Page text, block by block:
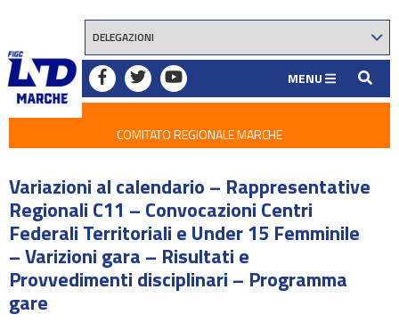
MENU
COMITATO REGIONALE MARCHE
Variazioni al calendario – Rappresentative
Regionali C11 – Convocazioni Centri
Federali Territoriali e Under 15 Femminile
– Varizioni gara – Risultati e
Provvedimenti disciplinari – Programma
gare